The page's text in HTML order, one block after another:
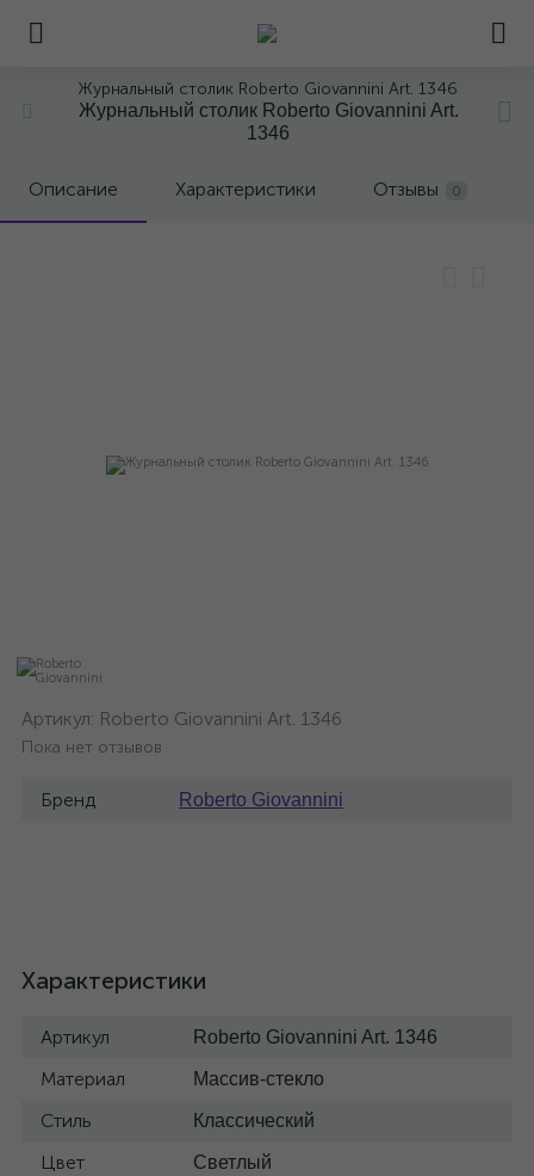
Журнальный столик Roberto Giovannini Art. 1346
Журнальный столик Roberto Giovannini Art.
1346
Описание Характеристики Отзывы 0
Артикул: Roberto Giovannini Art. 1346
Пока нет отзывов
Бренд Roberto Giovannini
Характеристики
Артикул Roberto Giovannini Art. 1346
Материал Массив-стекло
Стиль Классический
Цвет Светлый